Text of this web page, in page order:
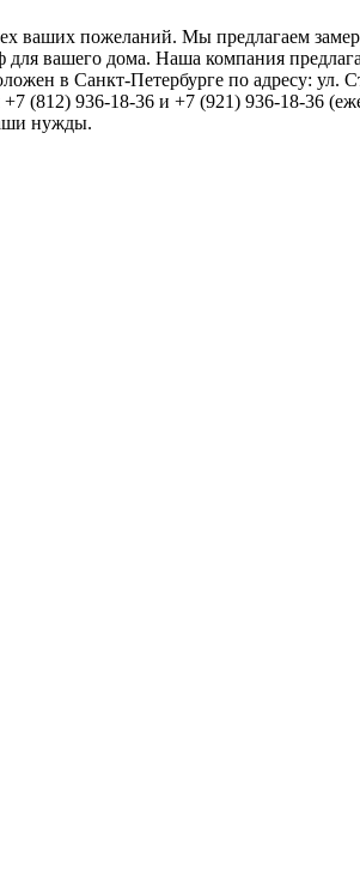
ваших пожеланий. Мы предлагаем
вашего дома. Наша компания
в Санкт-Петербурге по адресу: ул.
(812) 936-18-36 и +7 (921) 936-18-36
нужды.